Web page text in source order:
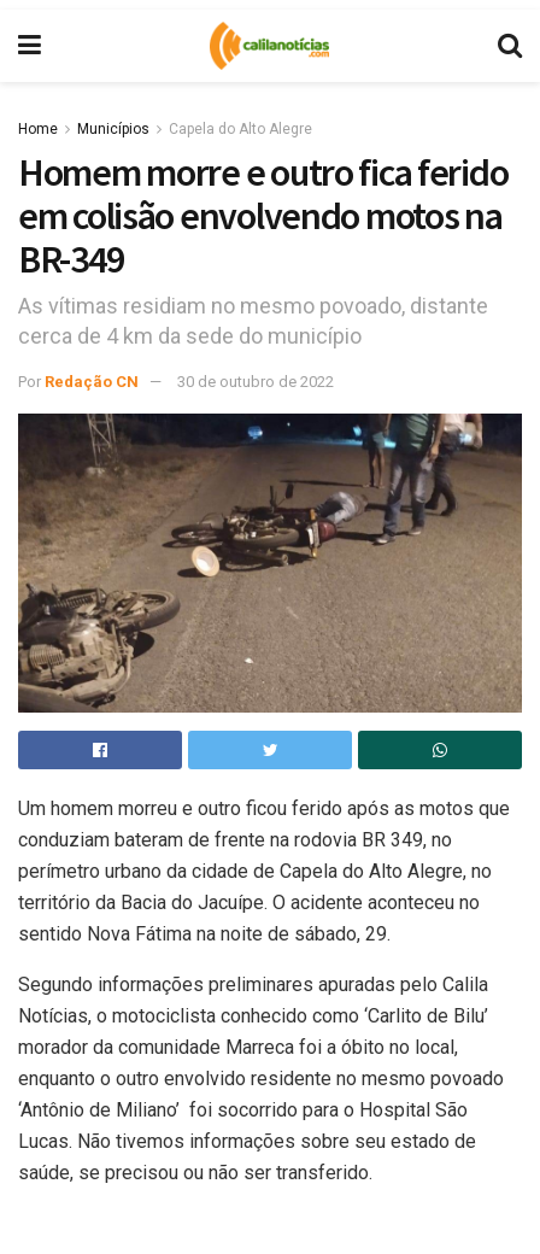
Home Municípios Capela do Alto Alegre
Homem morre e outro fica ferido
em colisão envolvendo motos na
BR-349
As vítimas residiam no mesmo povoado, distante
cerca de 4 km da sede do município
Por Redação CN 30 de outubro de 2022
Um homem morreu e outro ficou ferido após as motos que
conduziam bateram de frente na rodovia BR 349, no
perímetro urbano da cidade de Capela do Alto Alegre, no
território da Bacia do Jacuípe. O acidente aconteceu no
sentido Nova Fátima na noite de sábado, 29.
Segundo informações preliminares apuradas pelo Calila
Notícias, o motociclista conhecido como ‘Carlito de Bilu’
morador da comunidade Marreca foi a óbito no local,
enquanto o outro envolvido residente no mesmo povoado
‘Antônio de Miliano’ foi socorrido para o Hospital São
Lucas. Não tivemos informações sobre seu estado de
saúde, se precisou ou não ser transferido.